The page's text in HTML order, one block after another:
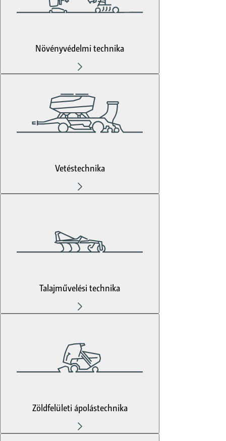
Növényvédelmi technika
Vetéstechnika
Talajművelési technika
Zöldfelületi ápolástechnika